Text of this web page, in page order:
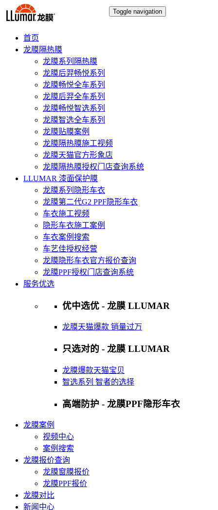
Toggle navigation
首页
龙膜隔热膜
龙膜系列隔热膜
龙膜后羿畅悦系列
龙膜畅悦全车系列
龙膜后羿全车系列
龙膜畅悦智选系列
龙膜智选全车系列
龙膜贴膜案例
龙膜隔热膜施工视频
龙膜天猫官方形象店
龙膜隔热膜授权门店查询系统
LLUMAR 漆面保护膜
龙膜系列隐形车衣
龙膜第二代G2 PPF隐形车衣
车衣施工视频
隐形车衣施工案例
车衣案例搜索
车艺佳授权经营
龙膜隐形车衣官方报价查询
龙膜PPF授权门店查询系统
服务优选
优中选优 - 龙膜 LLUMAR
龙膜天猫爆款 销量过万
只选对的 - 龙膜 LLUMAR
龙膜爆款天猫宝贝
智选系列 智者的选择
高端防护 - 龙膜PPF隐形车衣
龙膜案例
视频中心
案例搜索
龙膜报价查询
龙膜窗膜报价
龙膜PPF报价
龙膜对比
新闻中心